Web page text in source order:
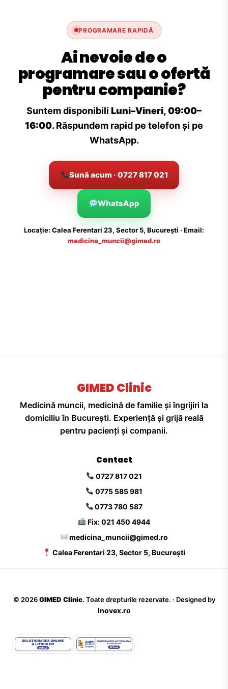
PROGRAMARE RAPIDĂ
Ai nevoie de o
programare sau o ofertă
pentru companie?
Suntem disponibili Luni–Vineri, 09:00–
16:00. Răspundem rapid pe telefon și pe
WhatsApp.
Sună acum · 0727 817 021
WhatsApp
Locație: Calea Ferentari 23, Sector 5, București · Email:
medicina_muncii@gimed.ro
GIMED Clinic
Medicină muncii, medicină de familie și îngrijiri la
domiciliu în București. Experiență și grijă reală
pentru pacienți și companii.
Contact
0727 817 021
0775 585 981
0773 780 587
Fix: 021 450 4944
medicina_muncii@gimed.ro
Calea Ferentari 23, Sector 5, București
© 2026 GIMED Clinic. Toate drepturile rezervate. · Designed by
Inovex.ro